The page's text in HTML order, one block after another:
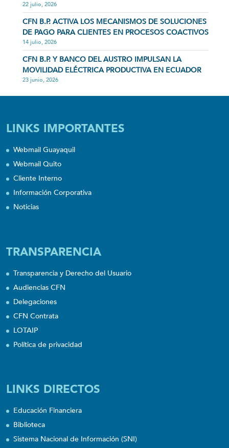
22 julio, 2026
CFN B.P. ACTIVA LOS MECANISMOS DE SOLUCIONES
DE PAGO PARA CLIENTES EN PROCESOS COACTIVOS
14 julio, 2026
CFN B.P. Y BANCO DEL AUSTRO IMPULSAN LA
MOVILIDAD ELÉCTRICA PRODUCTIVA EN ECUADOR
23 junio, 2026
LINKS IMPORTANTES
Webmail Guayaquil
Webmail Quito
Cliente Interno
Información Corporativa
Noticias
TRANSPARENCIA
Transparencia y Derecho del Usuario
Audiencias CFN
Delegaciones
CFN Contrata
LOTAIP
Política de privacidad
LINKS DIRECTOS
Educación Financiera
Biblioteca
Sistema Nacional de Información (SNI)